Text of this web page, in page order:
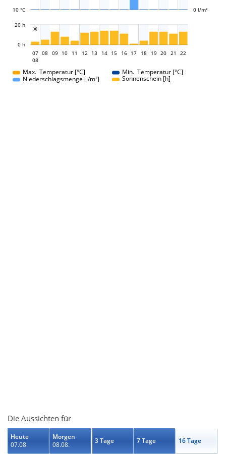
10 °C 0 l/m²

0 h
20 h
07
07
08
08 09 10 11 12 13 14 15 16 17 18 19 20 21 22
Max. Temperatur [°C]
Min. Temperatur [°C]
Niederschlagsmenge [l/m²]
Sonnenschein [h]
Die Aussichten für
Heute
07.08.
Morgen
08.08.
3 Tage 7 Tage 16 Tage